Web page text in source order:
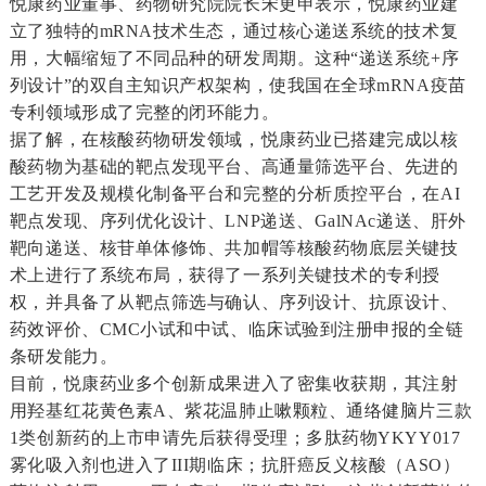
悦康药业董事、药物研究院院长宋更申表示，悦康药业建
立了独特的mRNA技术生态，通过核心递送系统的技术复
用，大幅缩短了不同品种的研发周期。这种“递送系统+序
列设计”的双自主知识产权架构，使我国在全球mRNA疫苗
专利领域形成了完整的闭环能力。
据了解，在核酸药物研发领域，悦康药业已搭建完成以核
酸药物为基础的靶点发现平台、高通量筛选平台、先进的
工艺开发及规模化制备平台和完整的分析质控平台，在AI
靶点发现、序列优化设计、LNP递送、GalNAc递送、肝外
靶向递送、核苷单体修饰、共加帽等核酸药物底层关键技
术上进行了系统布局，获得了一系列关键技术的专利授
权，并具备了从靶点筛选与确认、序列设计、抗原设计、
药效评价、CMC小试和中试、临床试验到注册申报的全链
条研发能力。
目前，悦康药业多个创新成果进入了密集收获期，其注射
用羟基红花黄色素A、紫花温肺止嗽颗粒、通络健脑片三款
1类创新药的上市申请先后获得受理； 多肽药物YKYY017
雾化吸入剂也进入了III期临床； 抗肝癌反义核酸（ASO）